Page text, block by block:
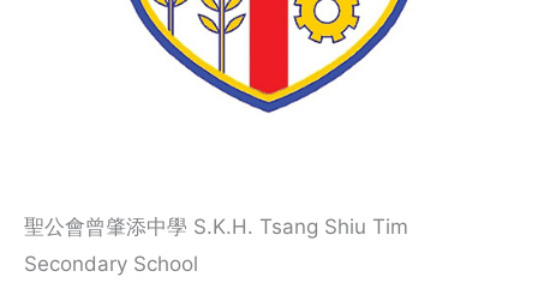
聖公會曾肇添中學 S.K.H. Tsang Shiu Tim
Secondary School